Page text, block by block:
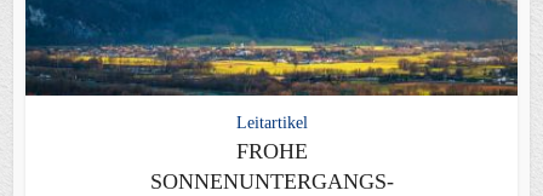
Leitartikel
FROHE
SONNENUNTERGANGS-